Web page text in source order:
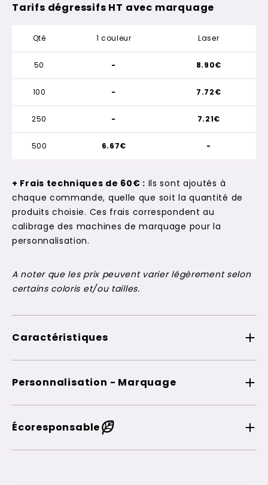
Tarifs dégressifs HT avec marquage
Qté 1 couleur Laser
50
100
250
500
-
-
-
6.67€
8.90€
7.72€
7.21€
-
+ Frais techniques de 60€ : Ils sont ajoutés à
chaque commande, quelle que soit la quantité de
produits choisie. Ces frais correspondent au
calibrage des machines de marquage pour la
personnalisation.
A noter que les prix peuvent varier légèrement selon
certains coloris et/ou tailles.
Caractéristiques
Personnalisation - Marquage
Écoresponsable